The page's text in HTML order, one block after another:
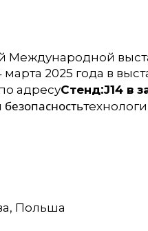
Международной
2025 года в
адресуСтенд:J14 в
Польша